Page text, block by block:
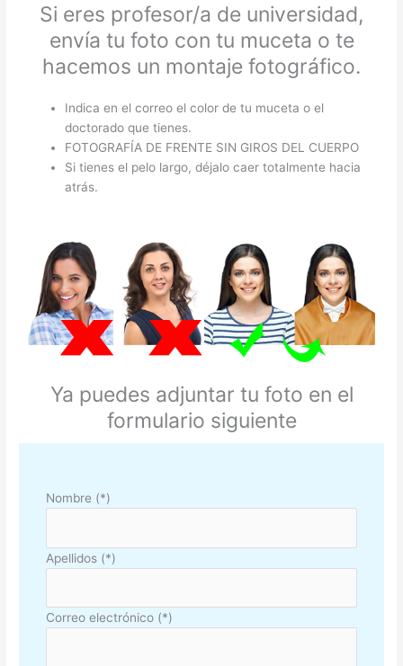
Si eres profesor/a de universidad,
envía tu foto con tu muceta o te
hacemos un montaje fotográfico.
Indica en el correo el color de tu muceta o el
doctorado que tienes.
FOTOGRAFÍA DE FRENTE SIN GIROS DEL CUERPO
Si tienes el pelo largo, déjalo caer totalmente hacia
atrás.
Ya puedes adjuntar tu foto en el
formulario siguiente
Nombre (*)
Apellidos (*)
Correo electrónico (*)